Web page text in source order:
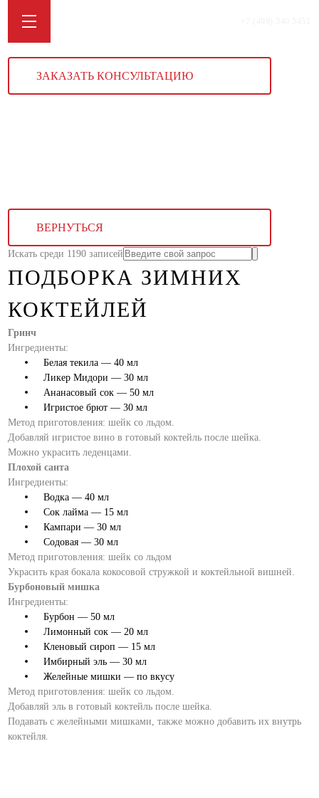
ЗАКАЗАТЬ КОНСУЛЬТАЦИЮ
ВЕРНУТЬСЯ
Искать среди 1190 записей
ПОДБОРКА ЗИМНИХ
КОКТЕЙЛЕЙ
Гринч
Ингредиенты:
Белая текила — 40 мл
Ликер Мидори — 30 мл
Ананасовый сок — 50 мл
Игристое брют — 30 мл
Метод приготовления: шейк со льдом.
Добавляй игристое вино в готовый коктейль после шейка.
Можно украсить леденцами.
Плохой санта
Ингредиенты:
Водка — 40 мл
Сок лайма — 15 мл
Кампари — 30 мл
Содовая — 30 мл
Метод приготовления: шейк со льдом
Украсить края бокала кокосовой стружкой и коктейльной вишней.
Бурбоновый мишка
Ингредиенты:
Бурбон — 50 мл
Лимонный сок — 20 мл
Кленовый сироп — 15 мл
Имбирный эль — 30 мл
Желейные мишки — по вкусу
Метод приготовления: шейк со льдом.
Добавляй эль в готовый коктейль после шейка.
Подавать с желейными мишками, также можно добавить их внутрь
коктейля.